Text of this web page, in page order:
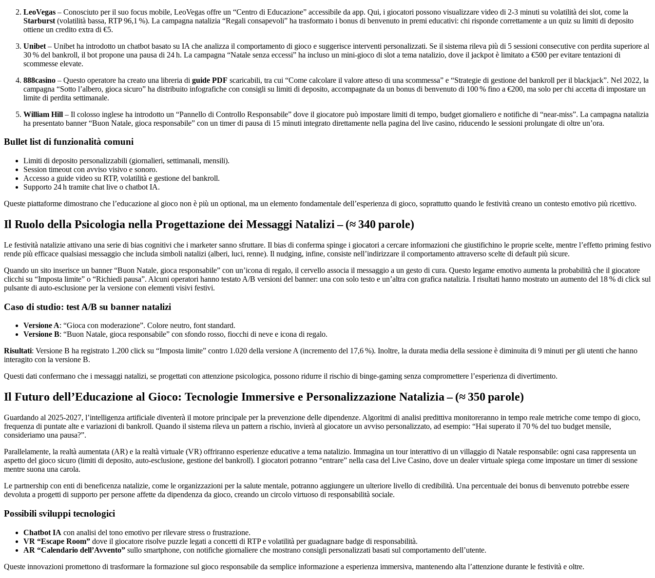
LeoVegas – Conosciuto per il suo focus mobile, LeoVegas offre un “Centro di Educazione” accessibile da app. Qui, i giocatori possono visualizzare video di 2‑3 minuti su volatilità dei slot, come la
Starburst (volatilità bassa, RTP 96,1 %). La campagna natalizia “Regali consapevoli” ha trasformato i bonus di benvenuto in premi educativi: chi risponde correttamente a un quiz su limiti di deposito
ottiene un credito extra di €5.
Unibet – Unibet ha introdotto un chatbot basato su IA che analizza il comportamento di gioco e suggerisce interventi personalizzati. Se il sistema rileva più di 5 sessioni consecutive con perdita superiore al
30 % del bankroll, il bot propone una pausa di 24 h. La campagna “Natale senza eccessi” ha incluso un mini‑gioco di slot a tema natalizio, dove il jackpot è limitato a €500 per evitare tentazioni di
scommesse elevate.
888casino – Questo operatore ha creato una libreria di guide PDF scaricabili, tra cui “Come calcolare il valore atteso di una scommessa” e “Strategie di gestione del bankroll per il blackjack”. Nel 2022, la
campagna “Sotto l’albero, gioca sicuro” ha distribuito infografiche con consigli su limiti di deposito, accompagnate da un bonus di benvenuto di 100 % fino a €200, ma solo per chi accetta di impostare un
limite di perdita settimanale.
William Hill – Il colosso inglese ha introdotto un “Pannello di Controllo Responsabile” dove il giocatore può impostare limiti di tempo, budget giornaliero e notifiche di “near‑miss”. La campagna natalizia
ha presentato banner “Buon Natale, gioca responsabile” con un timer di pausa di 15 minuti integrato direttamente nella pagina del live casino, riducendo le sessioni prolungate di oltre un’ora.
Bullet list di funzionalità comuni
Limiti di deposito personalizzabili (giornalieri, settimanali, mensili).
Session timeout con avviso visivo e sonoro.
Accesso a guide video su RTP, volatilità e gestione del bankroll.
Supporto 24 h tramite chat live o chatbot IA.
Queste piattaforme dimostrano che l’educazione al gioco non è più un optional, ma un elemento fondamentale dell’esperienza di gioco, soprattutto quando le festività creano un contesto emotivo più ricettivo.
Il Ruolo della Psicologia nella Progettazione dei Messaggi Natalizi – (≈ 340 parole)
Le festività natalizie attivano una serie di bias cognitivi che i marketer sanno sfruttare. Il bias di conferma spinge i giocatori a cercare informazioni che giustifichino le proprie scelte, mentre l’effetto priming festivo
rende più efficace qualsiasi messaggio che includa simboli natalizi (alberi, luci, renne). Il nudging, infine, consiste nell’indirizzare il comportamento attraverso scelte di default più sicure.
Quando un sito inserisce un banner “Buon Natale, gioca responsabile” con un’icona di regalo, il cervello associa il messaggio a un gesto di cura. Questo legame emotivo aumenta la probabilità che il giocatore
clicchi su “Imposta limite” o “Richiedi pausa”. Alcuni operatori hanno testato A/B versioni del banner: una con solo testo e un’altra con grafica natalizia. I risultati hanno mostrato un aumento del 18 % di click sul
pulsante di auto‑esclusione per la versione con elementi visivi festivi.
Caso di studio: test A/B su banner natalizi
Versione A: “Gioca con moderazione”. Colore neutro, font standard.
Versione B: “Buon Natale, gioca responsabile” con sfondo rosso, fiocchi di neve e icona di regalo.
Risultati: Versione B ha registrato 1.200 click su “Imposta limite” contro 1.020 della versione A (incremento del 17,6 %). Inoltre, la durata media della sessione è diminuita di 9 minuti per gli utenti che hanno
interagito con la versione B.
Questi dati confermano che i messaggi natalizi, se progettati con attenzione psicologica, possono ridurre il rischio di binge‑gaming senza compromettere l’esperienza di divertimento.
Il Futuro dell’Educazione al Gioco: Tecnologie Immersive e Personalizzazione Natalizia – (≈ 350 parole)
Guardando al 2025‑2027, l’intelligenza artificiale diventerà il motore principale per la prevenzione delle dipendenze. Algoritmi di analisi predittiva monitoreranno in tempo reale metriche come tempo di gioco,
frequenza di puntate alte e variazioni di bankroll. Quando il sistema rileva un pattern a rischio, invierà al giocatore un avviso personalizzato, ad esempio: “Hai superato il 70 % del tuo budget mensile,
consideriamo una pausa?”.
Parallelamente, la realtà aumentata (AR) e la realtà virtuale (VR) offriranno esperienze educative a tema natalizio. Immagina un tour interattivo di un villaggio di Natale responsabile: ogni casa rappresenta un
aspetto del gioco sicuro (limiti di deposito, auto‑esclusione, gestione del bankroll). I giocatori potranno “entrare” nella casa del Live Casino, dove un dealer virtuale spiega come impostare un timer di sessione
mentre suona una carola.
Le partnership con enti di beneficenza natalizie, come le organizzazioni per la salute mentale, potranno aggiungere un ulteriore livello di credibilità. Una percentuale dei bonus di benvenuto potrebbe essere
devoluta a progetti di supporto per persone affette da dipendenza da gioco, creando un circolo virtuoso di responsabilità sociale.
Possibili sviluppi tecnologici
Chatbot IA con analisi del tono emotivo per rilevare stress o frustrazione.
VR “Escape Room” dove il giocatore risolve puzzle legati a concetti di RTP e volatilità per guadagnare badge di responsabilità.
AR “Calendario dell’Avvento” sullo smartphone, con notifiche giornaliere che mostrano consigli personalizzati basati sul comportamento dell’utente.
Queste innovazioni promettono di trasformare la formazione sul gioco responsabile da semplice informazione a esperienza immersiva, mantenendo alta l’attenzione durante le festività e oltre.